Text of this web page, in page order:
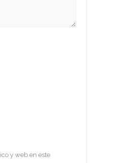
y web en este